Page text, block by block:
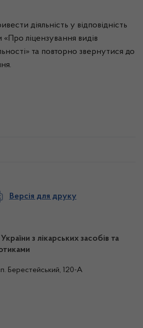
діяльність у відповідність
ліцензування видів
та повторно звернутися до
Версія для друку
з лікарських засобів та
Берестейський, 120-А